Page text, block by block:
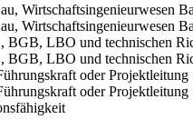
Wirtschaftsingenieurwesen
Wirtschaftsingenieurwesen
LBO und technischen
LBO und technischen
oder Projektleitung
oder Projektleitung